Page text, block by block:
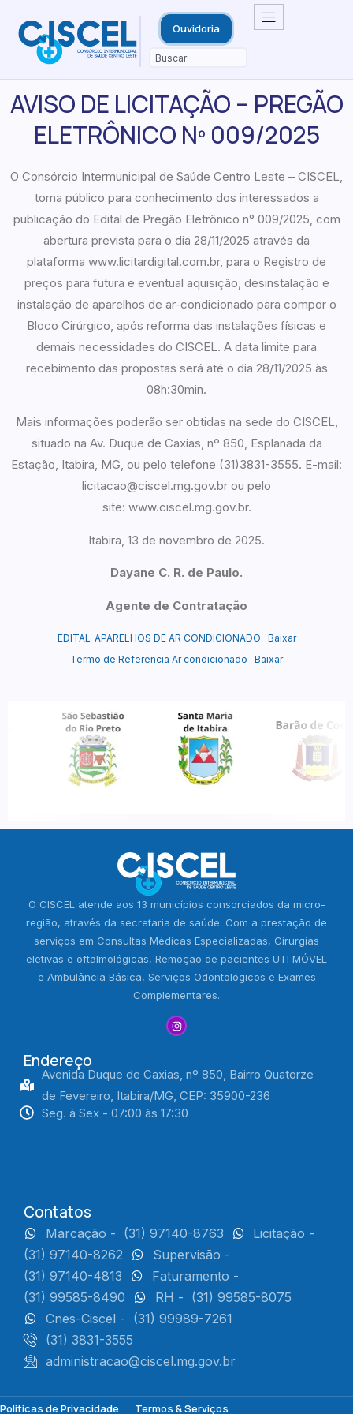
Ouvidoria
AVISO DE LICITAÇÃO – PREGÃO
ELETRÔNICO Nº 009/2025
O Consórcio Intermunicipal de Saúde Centro Leste – CISCEL,
torna público para conhecimento dos interessados a
publicação do Edital de Pregão Eletrônico n° 009/2025, com
abertura prevista para o dia 28/11/2025 através da
plataforma www.licitardigital.com.br, para o Registro de
preços para futura e eventual aquisição, desinstalação e
instalação de aparelhos de ar-condicionado para compor o
Bloco Cirúrgico, após reforma das instalações físicas e
demais necessidades do CISCEL. A data limite para
recebimento das propostas será até o dia 28/11/2025 às
08h:30min.
Mais informações poderão ser obtidas na sede do CISCEL,
situado na Av. Duque de Caxias, nº 850, Esplanada da
Estação, Itabira, MG, ou pelo telefone (31)3831-3555. E-mail:
licitacao@ciscel.mg.gov.br ou pelo
site: www.ciscel.mg.gov.br.
Itabira, 13 de novembro de 2025.
Dayane C. R. de Paulo.
Agente de Contratação
EDITAL_APARELHOS DE AR CONDICIONADO
Baixar
Termo de Referencia Ar condicionado
Baixar
O CISCEL atende aos 13 municípios consorciados da micro-
região, através da secretaria de saúde. Com a prestação de
serviços em Consultas Médicas Especializadas, Cirurgias
eletivas e oftalmológicas, Remoção de pacientes UTI MÓVEL
e Ambulância Básica, Serviços Odontológicos e Exames
Complementares.
Endereço
Avenida Duque de Caxias, nº 850, Bairro Quatorze
de Fevereiro, Itabira/MG, CEP: 35900-236
Seg. à Sex - 07:00 às 17:30
Contatos
Marcação - (31) 97140-8763
Licitação -
(31) 97140-8262
Supervisão -
(31) 97140-4813
Faturamento -
(31) 99585-8490
RH - (31) 99585-8075
Cnes-Ciscel - (31) 99989-7261
(31) 3831-3555
administracao@ciscel.mg.gov.br
Politicas de Privacidade Termos & Serviços